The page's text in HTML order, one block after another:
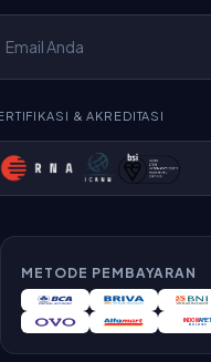
& AKREDITASI
METODE PEMBAYARAN